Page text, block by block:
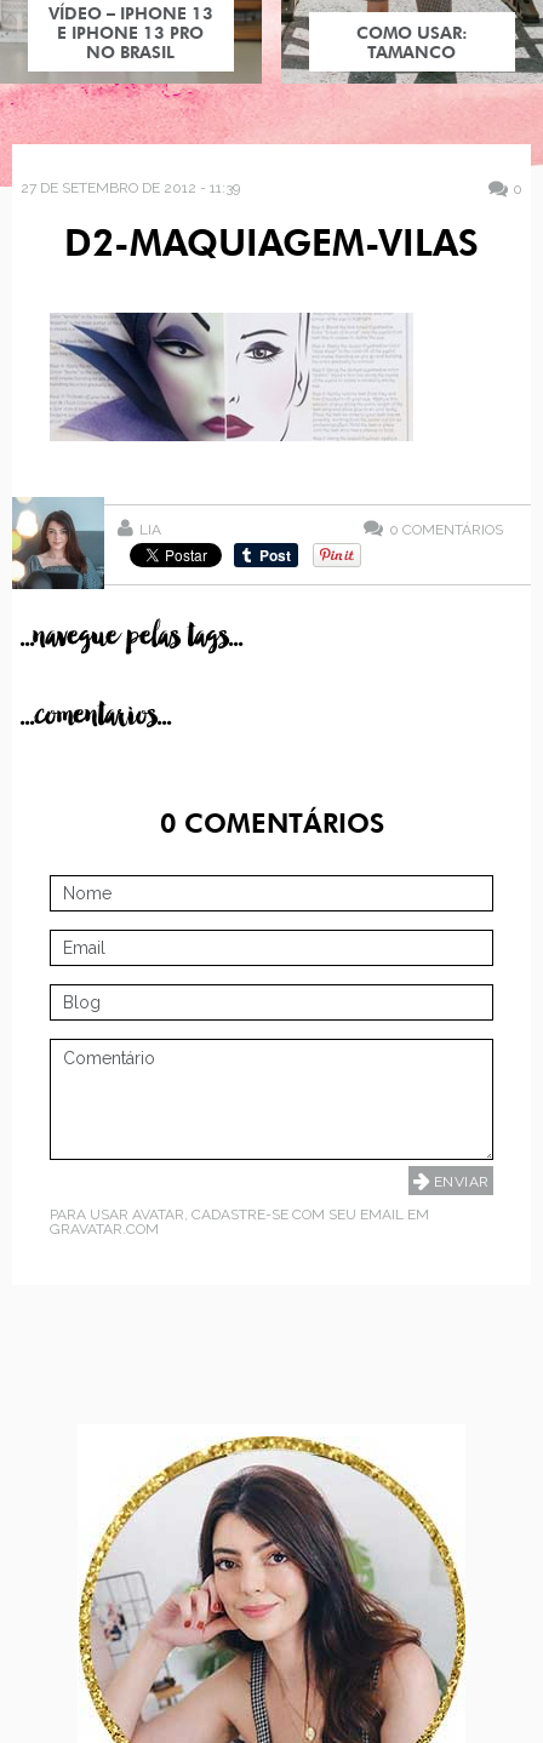
VÍDEO – IPHONE 13
E IPHONE 13 PRO
NO BRASIL
COMO USAR:
TAMANCO
27 DE SETEMBRO DE 2012 - 11:39 0
D2-MAQUIAGEM-VILAS
LIA 0 COMENTÁRIOS
...navegue pelas tags...
...comentarios...
0COMENTÁRIOS
PARA USAR AVATAR, CADASTRE-SE COM SEU EMAIL EM
GRAVATAR.COM